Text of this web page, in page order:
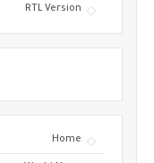
RTL Version
Home